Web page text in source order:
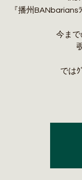
『播州BANbarians
今まで
ではｸ